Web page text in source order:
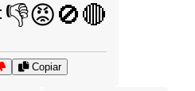
Copiar